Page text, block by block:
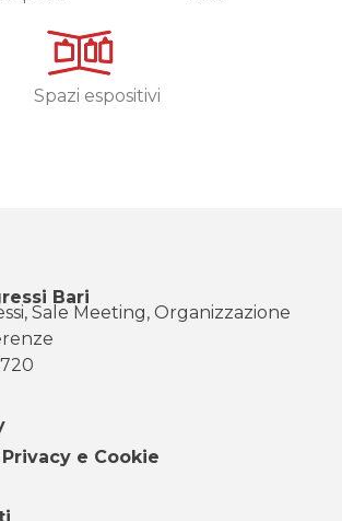
Spazi espositivi
Bari
Sale Meeting, Organizzazione
e Cookie